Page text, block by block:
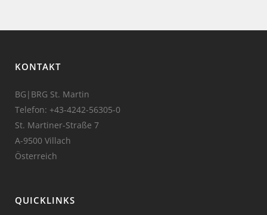
KONTAKT
BG|BRG St. Martin
Telefon: +43-4242-56305-0
St. Martiner-Straße 7
A-9500 Villach
Österreich
QUICKLINKS